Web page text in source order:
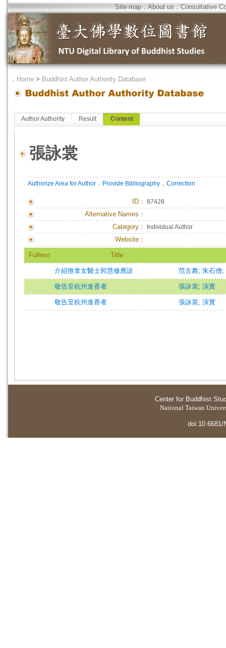
Site map．About us．Consultative
． Home > Buddhist Author Authority Database
Author Authority Result Content
張詠裳
Authorize Area for Author ． Provide Bibliography ． Correction
ID ： 87428
Alternative Names：
Category：
Individual Author
Website：
Fulltext Title
介紹推拿女醫士郭慧修應診 范古農; 朱石僧;
敬告至杭州進香者 張詠裳; 演實
敬告至杭州進香者 張詠裳; 演實
Center for Buddhist
National Taiwan
doi:10.6681/